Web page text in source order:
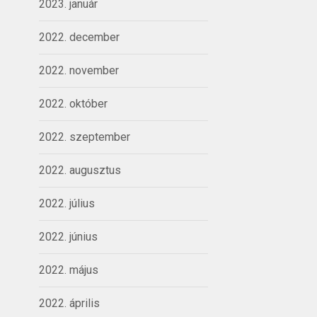
2023. január
2022. december
2022. november
2022. október
2022. szeptember
2022. augusztus
2022. július
2022. június
2022. május
2022. április